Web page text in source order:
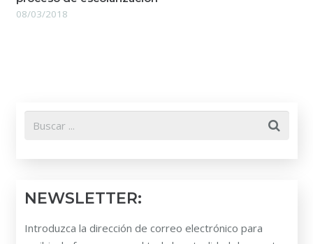
08/03/2018
NEWSLETTER:
Introduzca la dirección de correo electrónico para